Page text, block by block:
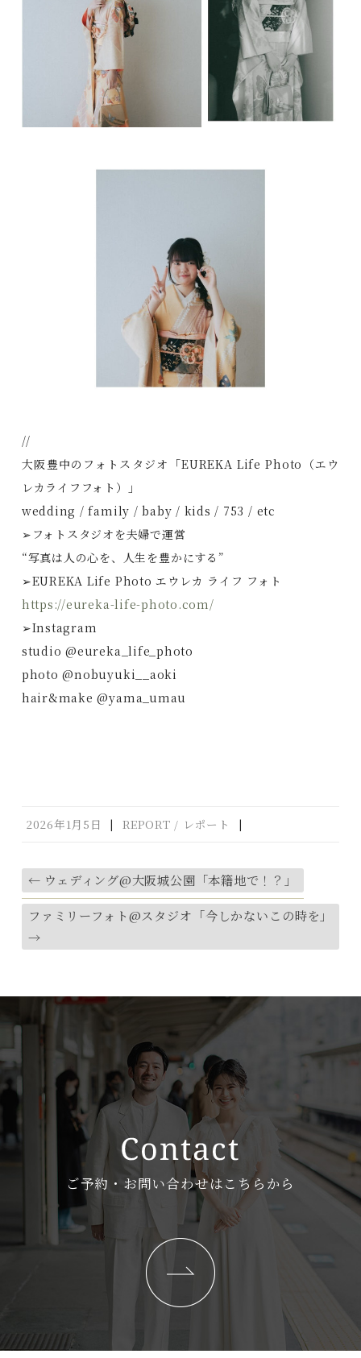
//
大阪豊中のフォトスタジオ「EUREKA Life Photo（エウ
レカライフフォト）」
wedding / family / baby / kids / 753 / etc
➢フォトスタジオを夫婦で運営
“写真は人の心を、人生を豊かにする”
➢EUREKA Life Photo エウレカ ライフ フォト
https://eureka-life-photo.com/
➢Instagram
studio @eureka_life_photo
photo @nobuyuki__aoki
hair&make @yama_umau
2026年1月5日 | REPORT / レポート |
← ウェディング@大阪城公園「本籍地で！？」
ファミリーフォト@スタジオ「今しかないこの時を」
→
ご予約・お問い合わせはこちらから